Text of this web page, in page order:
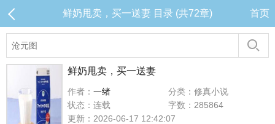
鲜奶甩卖，买一送妻 目录 (共72章) 首页
鲜奶甩卖，买一送妻
作者： 一绪
分类：修真小说
状态：连载
字数：285864
更新：2026-06-17 12:42:07